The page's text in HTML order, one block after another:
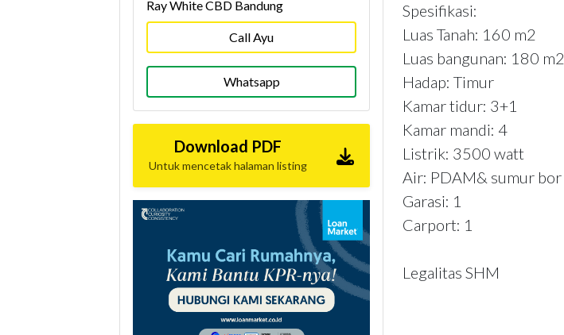
Ray White CBD Bandung
Call Ayu
Whatsapp
Download PDF
Untuk mencetak halaman listing
Spesifikasi:
Luas Tanah: 160 m2
Luas bangunan: 180 m2
Hadap: Timur
Kamar tidur: 3+1
Kamar mandi: 4
Listrik: 3500 watt
Air: PDAM& sumur bor
Garasi: 1
Carport: 1
Legalitas SHM